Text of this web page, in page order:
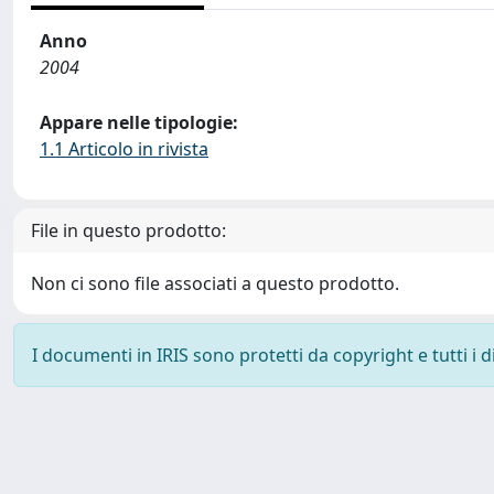
Anno
2004
Appare nelle tipologie:
1.1 Articolo in rivista
File in questo prodotto:
Non ci sono file associati a questo prodotto.
I documenti in IRIS sono protetti da copyright e tutti i